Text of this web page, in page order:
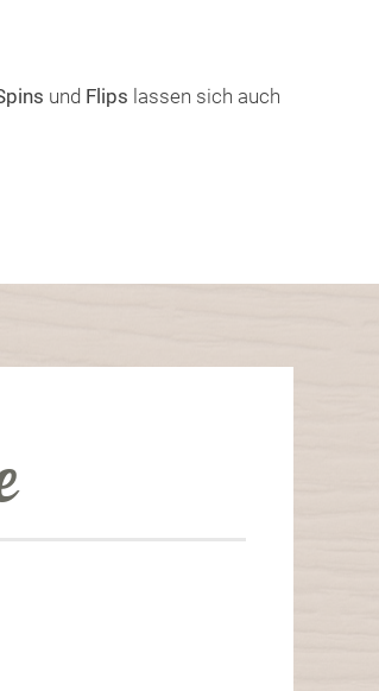
und Flips lassen sich auch